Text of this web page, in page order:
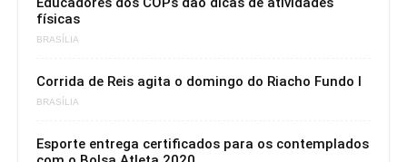
físicas
BRASÍLIA
Corrida de Reis agita o domingo do Riacho Fundo I
BRASÍLIA
Esporte entrega certificados para os contemplados